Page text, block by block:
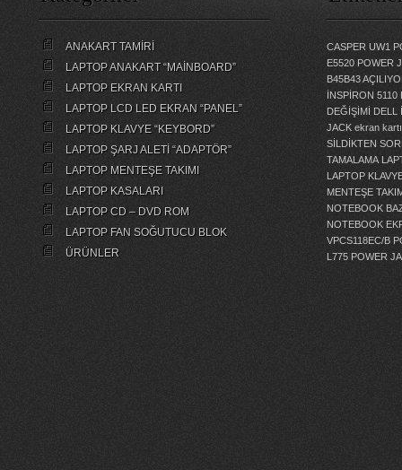
ANAKART TAMİRİ
LAPTOP ANAKART “MAİNBOARD”
LAPTOP EKRAN KARTI
LAPTOP LCD LED EKRAN “PANEL”
LAPTOP KLAVYE “KEYBORD”
LAPTOP ŞARJ ALETİ “ADAPTÖR”
LAPTOP MENTEŞE TAKIMI
LAPTOP KASALARI
LAPTOP CD – DVD ROM
LAPTOP FAN SOĞUTUCU BLOK
ÜRÜNLER
CASPER UW1
E5520 POWER
B45B43
İNSPİRON
DEĞİŞİMİ
DELL
JACK ekran
SİLDİKTEN
TAMALAMA
LAPTOP
MENTEŞE
NOTEBOOK
NOTEBOOK
VPCS118EC/B
L775 POWER